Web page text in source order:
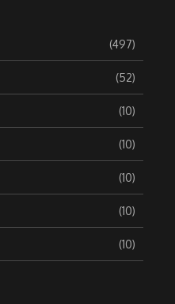
(497)
(52)
(10)
(10)
(10)
(10)
(10)